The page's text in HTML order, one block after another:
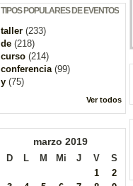
TIPOS POPULARES DE EVENTOS
taller (233)
de (218)
curso (214)
conferencia(99)
y (75)
Ver todos
marzo 2019
D L M Mi J V
S
1
2